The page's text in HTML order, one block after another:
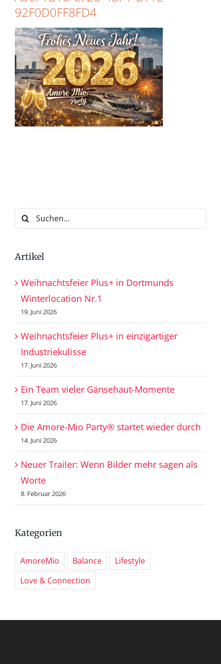
92F0D0FF8FD4
Suche
nach:
Artikel
Weihnachtsfeier Plus+ in Dortmunds
Winterlocation Nr.1
19. Juni 2026
Weihnachtsfeier Plus+ in einzigartiger
Industriekulisse
17. Juni 2026
Ein Team vieler Gänsehaut-Momente
17. Juni 2026
Die Amore-Mio Party® startet wieder durch
14. Juni 2026
Neuer Trailer: Wenn Bilder mehr sagen als
Worte
8. Februar 2026
Kategorien
AmoreMio Balance
Lifestyle
Love & Connection